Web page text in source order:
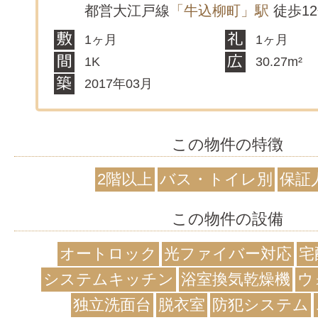
都営大江戸線 「牛込柳町」駅 徒歩
1ヶ月
1ヶ月
1K
30.27m²
2017年03月
この物件の特徴
2階以上 バス・トイレ別 保証
この物件の設備
オートロック
光ファイバー対応
システムキッチン 浴室換気乾燥機
独立洗面台 脱衣室 防犯システム